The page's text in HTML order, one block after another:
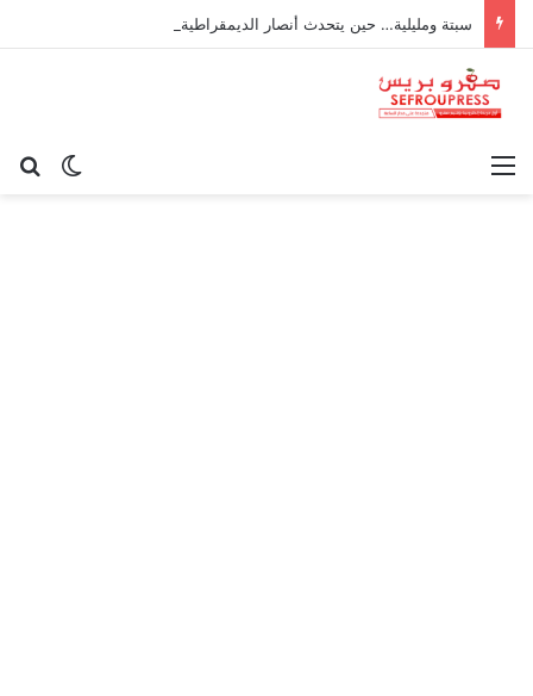
سبتة ومليلية… حين يتحدث أنصار الديمقراطية بلسان الاستعمار
الوضع القائمة